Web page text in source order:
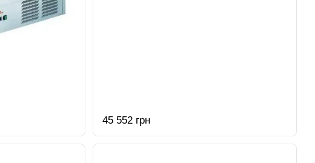
45 552 грн